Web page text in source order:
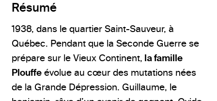
Résumé
1938, dans le quartier Saint-Sauveur, à
Québec. Pendant que la Seconde Guerre se
prépare sur le Vieux Continent, la famille
Plouffe évolue au cœur des mutations nées
de la Grande Dépression. Guillaume, le